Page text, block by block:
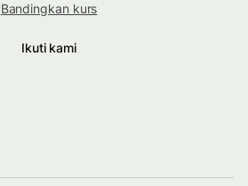
Bandingkan kurs
Ikuti kami